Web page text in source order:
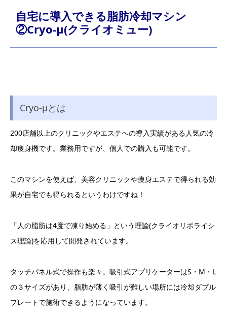
自宅に導入できる脂肪冷却マシン
②Cryo-μ(クライオミュー)
Cryo-μとは
200店舗以上のクリニックやエステへの導入実績がある人気の冷
却痩身機です。業務用ですが、個人での購入も可能です。
このマシンを使えば、美容クリニックや痩身エステで得られる効
果が自宅でも得られるというわけですね！
「人の脂肪は4度で凍り始める」という理論(クライオリポライシ
ス理論)を応用して開発されています。
タッチパネル式で操作も楽々。吸引式アプリケーターはS・M・L
の３サイズがあり、脂肪が薄く吸引が難しい場所には冷却ダブル
プレートで施術できるようになっています。